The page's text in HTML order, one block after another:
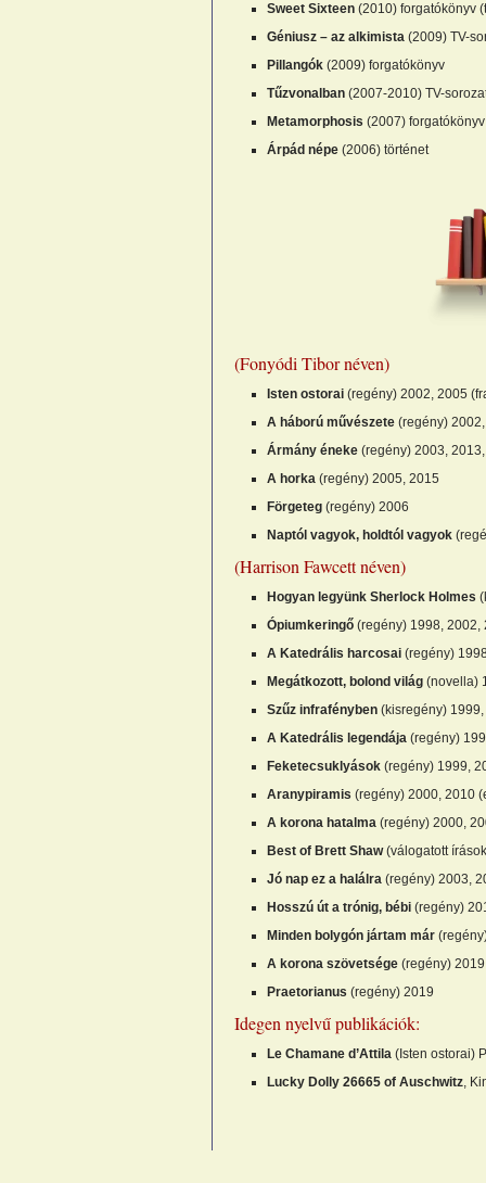
Sweet Sixteen (2010) forgatókönyv
Géniusz – az alkimista (2009) TV-
Pillangók (2009) forgatókönyv
Tűzvonalban (2007-2010) TV-
Metamorphosis (2007) forgatókönyv
Árpád népe (2006) történet
(Fonyódi Tibor néven)
Isten ostorai (regény) 2002, 2005
A háború művészete (regény)
Ármány éneke (regény) 2003,
A horka (regény) 2005, 2015
Förgeteg (regény) 2006
Naptól vagyok, holdtól vagyok
(Harrison Fawcett néven)
Hogyan legyünk Sherlock Holmes
Ópiumkeringő (regény) 1998, 2002,
A Katedrális harcosai (regény)
Megátkozott, bolond világ (novella)
Szűz infrafényben (kisregény)
A Katedrális legendája (regény)
Feketecsuklyások (regény) 1999,
Aranypiramis (regény) 2000, 2010
A korona hatalma (regény) 2000,
Best of Brett Shaw(válogatott
Jó nap ez a halálra (regény) 2003,
Hosszú út a trónig, bébi (regény)
Minden bolygón jártam már
A korona szövetsége (regény) 2019
Praetorianus (regény) 2019
Idegen nyelvű publikációk:
Le Chamane d’Attila (Isten ostorai)
Lucky Dolly 26665 of Auschwitz,